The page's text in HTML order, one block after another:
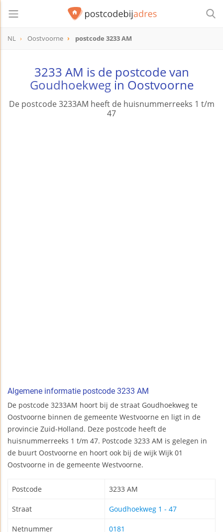
NL Oostvoorne postcode 3233 AM
3233 AM is de postcode van
Goudhoekwegin Oostvoorne
De postcode 3233AM heeft de huisnummerreeks 1 t/m
47
Algemene informatie postcode 3233 AM
De postcode 3233AM hoort bij de straat Goudhoekweg te
Oostvoorne binnen de gemeente Westvoorne en ligt in de
provincie Zuid-Holland. Deze postcode heeft de
huisnummerreeks 1 t/m 47. Postcode 3233 AM is gelegen in
de buurt Oostvoorne en hoort ook bij de wijk Wijk 01
Oostvoorne in de gemeente Westvoorne.
Postcode 3233 AM
Straat Goudhoekweg 1 - 47
Netnummer 0181